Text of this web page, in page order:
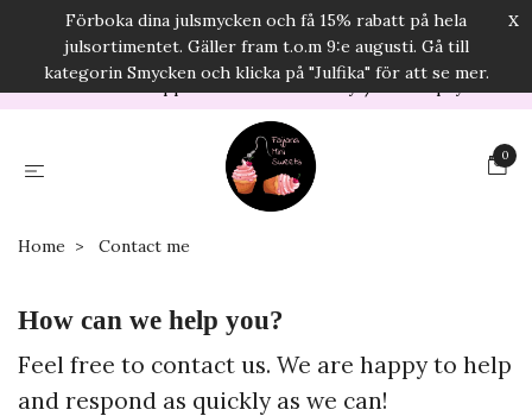
x
Förboka dina julsmycken och få 15% rabatt på hela
julsortimentet. Gäller fram t.o.m 9:e augusti. Gå till
kategorin Smycken och klicka på "Julfika" för att se mer.
E-mail:info@fajjanssmarrigasmycken.com
USD
Orders will be shipped in 2-5 business days/Secure payments
0
Home Contact me
How can we help you?
Feel free to contact us. We are happy to help
and respond as quickly as we can!